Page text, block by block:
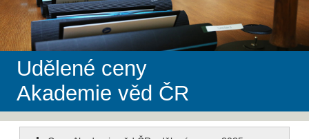
Udělené ceny
Akademie věd ČR